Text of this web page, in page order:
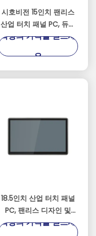
시호비전 15인치 팬리스
산업 터치 패널 PC, 듀얼
2.5GbE LAN 및 인텔 N100
최상의 가격을 얻으세
요
18.5인치 산업 터치 패널
PC, 팬리스 디자인 및
IP65 방수 등급
최상의 가격을 얻으세